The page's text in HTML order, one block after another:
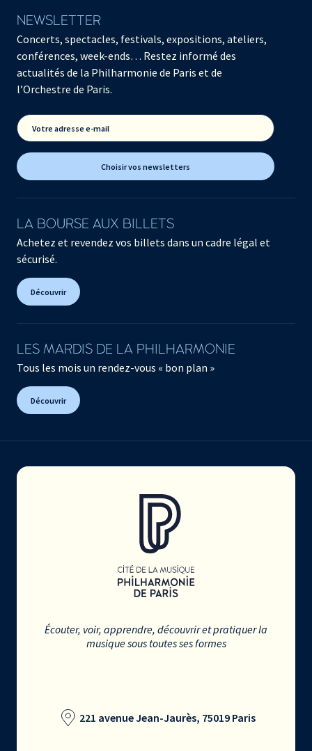
NEWSLETTER
Concerts, spectacles, festivals, expositions, ateliers,
conférences, week-ends… Restez informé des
actualités de la Philharmonie de Paris et de
l’Orchestre de Paris.
Votre adresse e-mail
Choisir vos newsletters
LA BOURSE AUX BILLETS
Achetez et revendez vos billets dans un cadre légal et
sécurisé.
Découvrir
LES MARDIS DE LA PHILHARMONIE
Tous les mois un rendez-vous « bon plan »
Découvrir
Écouter, voir, apprendre, découvrir et pratiquer la
musique sous toutes ses formes
221 avenue Jean-Jaurès, 75019 Paris